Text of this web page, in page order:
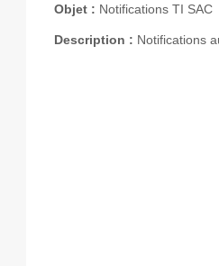
Objet : Notifications TI SAC
Description : Notifications